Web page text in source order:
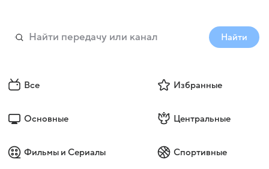
Найти
Все Избранные
Основные Центральные
Фильмы и Сериалы Спортивные